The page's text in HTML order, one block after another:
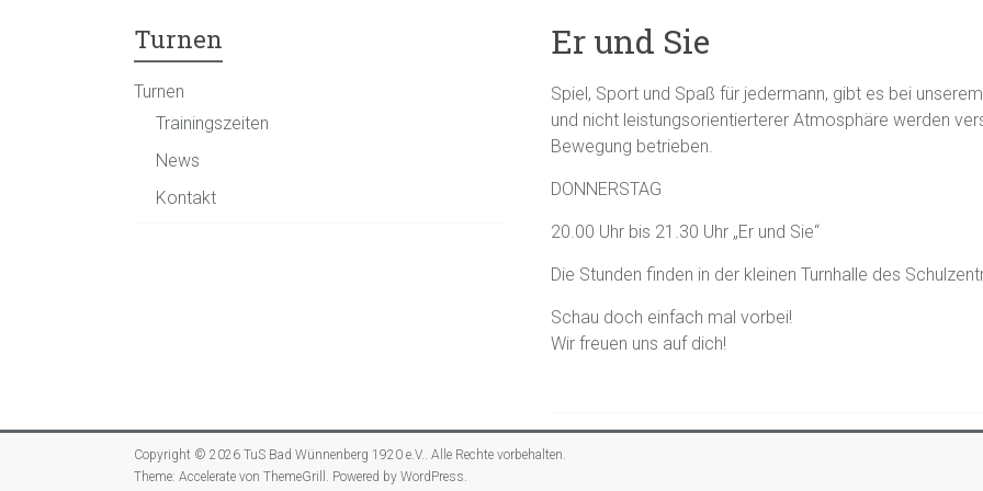
Er und Sie
Spiel, Sport und Spaß für jedermann, gibt es bei
und nicht leistungsorientierterer Atmosphäre werden
Bewegung betrieben.
DONNERSTAG
20.00 Uhr bis 21.30 Uhr „Er und Sie“
Die Stunden finden in der kleinen Turnhalle des
Schau doch einfach mal vorbei!
Wir freuen uns auf dich!
Turnen
Turnen
Trainingszeiten
News
Kontakt
Copyright © 2026 TuS Bad Wünnenberg 1920 e.V.. Alle Rechte vorbehalten.
Theme: Accelerate von ThemeGrill. Powered by WordPress.